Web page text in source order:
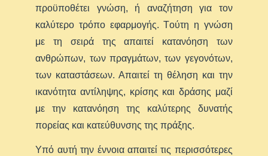
προϋποθέτει γνώση, ή αναζήτηση για τον
καλύτερο τρόπο εφαρμογής. Tούτη η γνώση
με τη σειρά της απαιτεί κατανόηση των
ανθρώπων, των πραγμάτων, των γεγονότων,
των καταστάσεων. Απαιτεί τη θέληση και την
ικανότητα αντίληψης, κρίσης και δράσης μαζί
με την κατανόηση της καλύτερης δυνατής
πορείας και κατεύθυνσης της πράξης.
Υπό αυτή την έννοια απαιτεί τις περισσότερες